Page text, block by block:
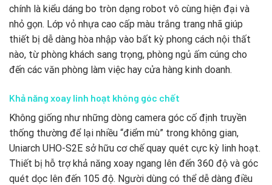
chính là kiểu dáng bo tròn dạng robot vô cùng hiện đại và
nhỏ gọn. Lớp vỏ nhựa cao cấp màu trắng trang nhã giúp
thiết bị dễ dàng hòa nhập vào bất kỳ phong cách nội thất
nào, từ phòng khách sang trọng, phòng ngủ ấm cúng cho
đến các văn phòng làm việc hay cửa hàng kinh doanh.
Khả năng xoay linh hoạt không góc chết
Không giống như những dòng camera góc cố định truyền
thống thường để lại nhiều “điểm mù” trong không gian,
Uniarch UHO-S2E sở hữu cơ chế quay quét cực kỳ linh hoạt.
Thiết bị hỗ trợ khả năng xoay ngang lên đến 360 độ và góc
quét dọc lên đến 105 độ. Người dùng có thể dễ dàng điều